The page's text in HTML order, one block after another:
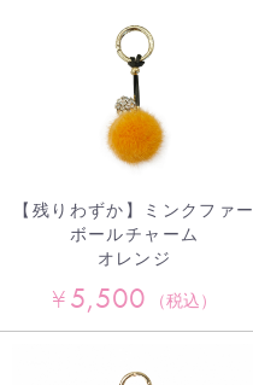
【残りわずか】ミンクファー
ボールチャーム
オレンジ
¥5,500 （税込）